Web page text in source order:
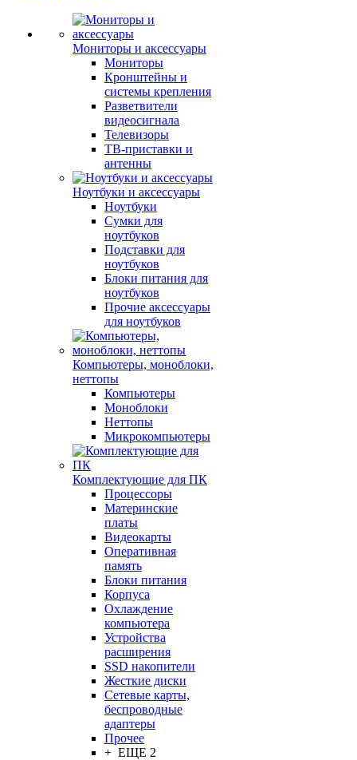
Мониторы и аксессуары
Мониторы
Кронштейны и
системы крепления
Разветвители
видеосигнала
Телевизоры
ТВ-приставки и
антенны
Ноутбуки и аксессуары
Ноутбуки
Сумки для
ноутбуков
Подставки для
ноутбуков
Блоки питания для
ноутбуков
Прочие аксессуары
для ноутбуков
Компьютеры, моноблоки,
неттопы
Компьютеры
Моноблоки
Неттопы
Микрокомпьютеры
Комплектующие для ПК
Процессоры
Материнские
платы
Видеокарты
Оперативная
память
Блоки питания
Корпуса
Охлаждение
компьютера
Устройства
расширения
SSD накопители
Жесткие диски
Сетевые карты,
беспроводные
адаптеры
Прочее
+ ЕЩЕ 2